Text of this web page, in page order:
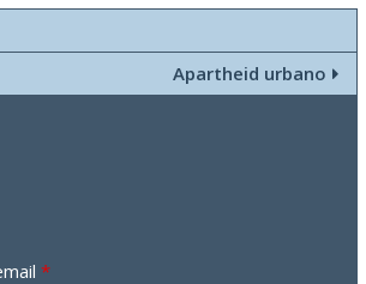
Apartheid urbano
*